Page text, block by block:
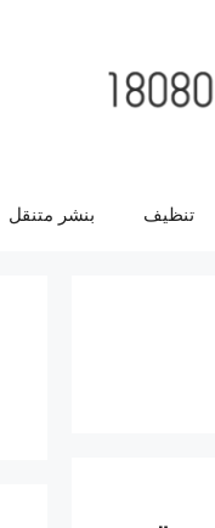
تنظيف بنشر متنقل